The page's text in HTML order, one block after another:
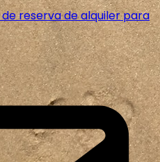
de reserva de alquiler para